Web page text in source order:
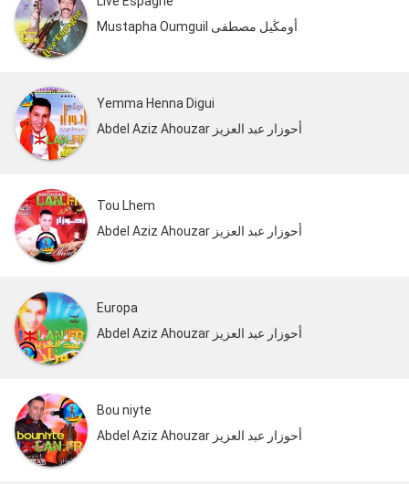
Mustapha Oumguil أومڭيل مصطفى
Yemma Henna Digui
Abdel Aziz Ahouzar أحوزار عبد العزيز
Tou Lhem
Abdel Aziz Ahouzar أحوزار عبد العزيز
Europa
Abdel Aziz Ahouzar أحوزار عبد العزيز
Bou niyte
Abdel Aziz Ahouzar أحوزار عبد العزيز